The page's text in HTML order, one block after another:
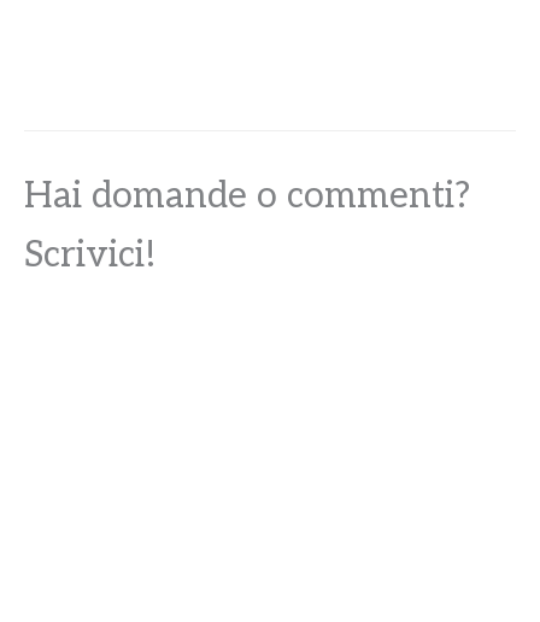
Hai domande o commenti?
Scrivici!